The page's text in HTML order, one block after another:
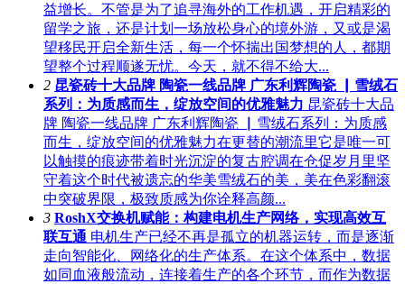
益增长。不管是为了追寻海外的工作机遇，开启精彩的
留学之旅，还是计划一场放松身心的境外游，又或是渴
望移民开启全新生活，每一个怀揣出国梦想的人，都期
望整个过程顺遂无忧。今天，就不得不给大...
2 昆瓷砖十大品牌 陶瓷一线品牌 广东利辉陶瓷 ▏雪绒石
系列：为质感而生，绽放空间的优雅魅力 昆瓷砖十大品
牌 陶瓷一线品牌 广东利辉陶瓷 ▏雪绒石系列：为质感
而生，绽放空间的优雅魅力在更替的潮流里它是唯一可
以触摸的痕迹带着时光沉淀的复古腔调在仓促岁月里坚
守着这个时代被遗忘的华美雪绒石的美，美在色彩翻滚
中突破界限，极致质感为你诠释高颜...
3 RoshX交换机赋能：构建电机生产网络，实现高效互
联互通 电机生产已经不再是孤立的机器运转，而是逐渐
走向智能化、网络化的生产体系。在这个体系中，数据
如同血液般流动，连接着生产的各个环节，而作为数据